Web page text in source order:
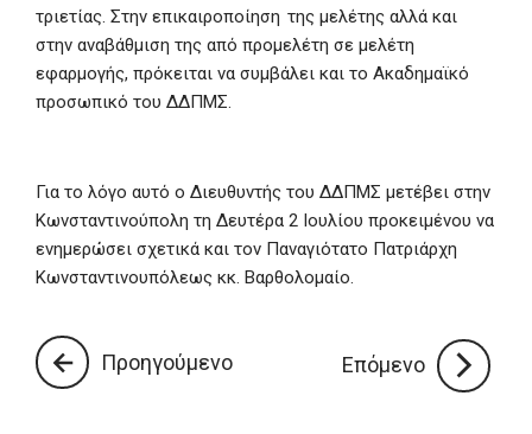
τριετίας. Στην επικαιροποίηση της μελέτης αλλά και
στην αναβάθμιση της από προμελέτη σε μελέτη
εφαρμογής, πρόκειται να συμβάλει και το Ακαδημαϊκό
προσωπικό του ΔΔΠΜΣ.
Για το λόγο αυτό ο Διευθυντής του ΔΔΠΜΣ μετέβει στην
Κωνσταντινούπολη τη Δευτέρα 2 Ιουλίου προκειμένου να
ενημερώσει σχετικά και τον Παναγιότατο Πατριάρχη
Κωνσταντινουπόλεως κκ. Βαρθολομαίο.
Προηγούμενο Επόμενο